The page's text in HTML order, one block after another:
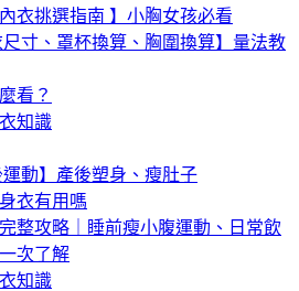
內衣挑選指南 】小胸女孩必看
尺寸、罩杯換算、胸圍換算】量法教
看？
知識
運動】產後塑身、瘦肚子
衣有用嗎
整攻略｜睡前瘦小腹運動、日常飲
次了解
知識